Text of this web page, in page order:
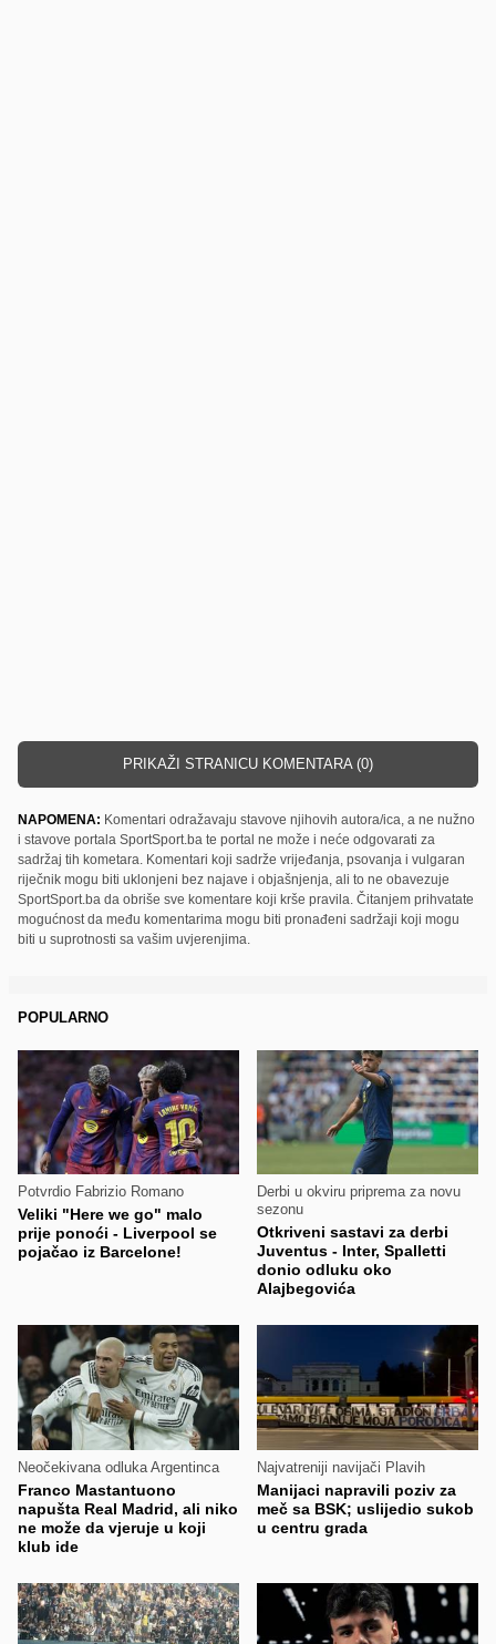
PRIKAŽI STRANICU KOMENTARA (0)
NAPOMENA: Komentari odražavaju stavove njihovih autora/ica, a ne nužno
i stavove portala SportSport.ba te portal ne može i neće odgovarati za
sadržaj tih kometara. Komentari koji sadrže vrijeđanja, psovanja i vulgaran
riječnik mogu biti uklonjeni bez najave i objašnjenja, ali to ne obavezuje
SportSport.ba da obriše sve komentare koji krše pravila. Čitanjem prihvatate
mogućnost da među komentarima mogu biti pronađeni sadržaji koji mogu
biti u suprotnosti sa vašim uvjerenjima.
POPULARNO
Potvrdio Fabrizio Romano
Veliki "Here we go" malo
prije ponoći - Liverpool se
pojačao iz Barcelone!
Derbi u okviru priprema za novu
sezonu
Otkriveni sastavi za derbi
Juventus - Inter, Spalletti
donio odluku oko
Alajbegovića
Neočekivana odluka Argentinca
Franco Mastantuono
napušta Real Madrid, ali niko
ne može da vjeruje u koji
klub ide
Najvatreniji navijači Plavih
Manijaci napravili poziv za
meč sa BSK; uslijedio sukob
u centru grada